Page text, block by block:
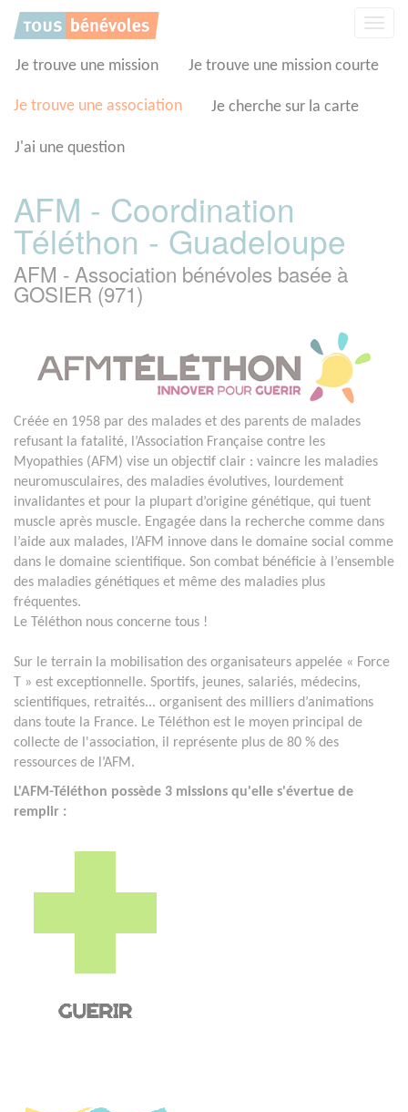
Je trouve une mission Je trouve une mission courte
Je trouve une association Je cherche sur la carte
J'ai une question
AFM - Coordination
Téléthon - Guadeloupe
AFM - Association bénévoles basée à
GOSIER (971)
Créée en 1958 par des malades et des parents de malades
refusant la fatalité, l’Association Française contre les
Myopathies (AFM) vise un objectif clair : vaincre les maladies
neuromusculaires, des maladies évolutives, lourdement
invalidantes et pour la plupart d’origine génétique, qui tuent
muscle après muscle. Engagée dans la recherche comme dans
l’aide aux malades, l’AFM innove dans le domaine social comme
dans le domaine scientifique. Son combat bénéficie à l’ensemble
des maladies génétiques et même des maladies plus
fréquentes.
Le Téléthon nous concerne tous !
Sur le terrain la mobilisation des organisateurs appelée « Force
T » est exceptionnelle. Sportifs, jeunes, salariés, médecins,
scientifiques, retraités... organisent des milliers d’animations
dans toute la France. Le Téléthon est le moyen principal de
collecte de l'association, il représente plus de 80 % des
ressources de l’AFM.
L'AFM-Téléthon possède 3 missions qu'elle s'évertue de
remplir :
Panneau de gestion des cookies